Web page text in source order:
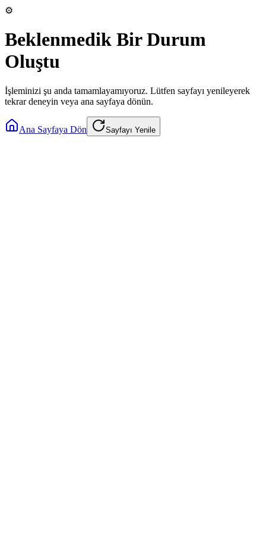
⚙️
Beklenmedik Bir Durum
Oluştu
İşleminizi şu anda tamamlayamıyoruz. Lütfen sayfayı yenileyerek
tekrar deneyin veya ana sayfaya dönün.
Ana Sayfaya Dön Sayfayı Yenile